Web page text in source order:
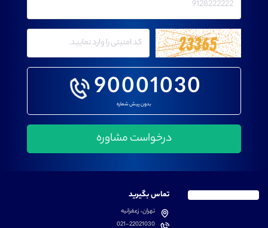
90001030
بدون پیش شماره
تماس بگیرید
تهران، زعفرانیه
021-22021030